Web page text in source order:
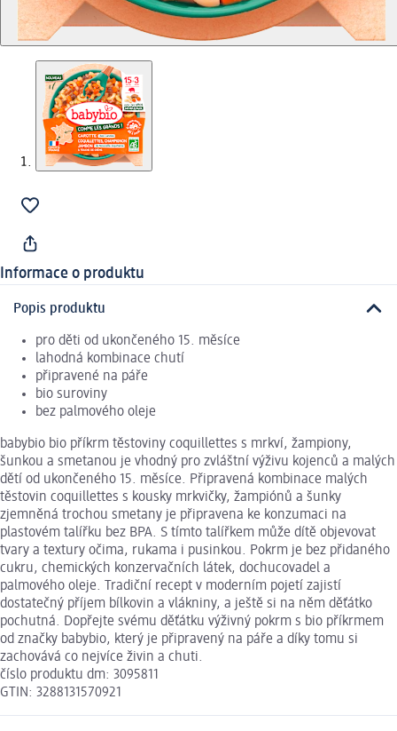
Informace o produktu
Popis produktu
pro děti od ukončeného 15. měsíce
lahodná kombinace chutí
připravené na páře
bio suroviny
bez palmového oleje
babybio bio příkrm těstoviny coquillettes s mrkví, žampiony,
šunkou a smetanou je vhodný pro zvláštní výživu kojenců a malých
dětí od ukončeného 15. měsíce. Připravená kombinace malých
těstovin coquillettes s kousky mrkvičky, žampiónů a šunky
zjemněná trochou smetany je připravena ke konzumaci na
plastovém talířku bez BPA. S tímto talířkem může dítě objevovat
tvary a textury očima, rukama i pusinkou. Pokrm je bez přidaného
cukru, chemických konzervačních látek, dochucovadel a
palmového oleje. Tradiční recept v moderním pojetí zajistí
dostatečný příjem bílkovin a vlákniny, a ještě si na něm děťátko
pochutná. Dopřejte svému děťátku výživný pokrm s bio příkrmem
od značky babybio, který je připravený na páře a díky tomu si
zachovává co nejvíce živin a chuti.
číslo produktu dm: 3095811
GTIN: 3288131570921